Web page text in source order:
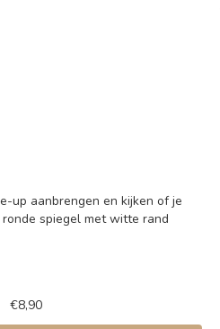
up aanbrengen en kijken of je
spiegel met witte rand
€8,90